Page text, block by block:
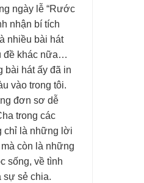
ngày lễ “Rước
nhận bí tích
nhiều bài hát
đề khác nữa…
bài hát ấy đã in
vào trong tôi.
đơn sơ dễ
trong các
chỉ là những lời
còn là những
sống, về tình
sự sẻ chia.